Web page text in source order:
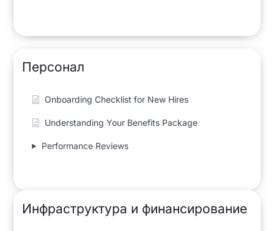
Персонал
Onboarding Checklist for New Hires
Understanding Your Benefits Package
Performance Reviews
Инфраструктура и финансирование